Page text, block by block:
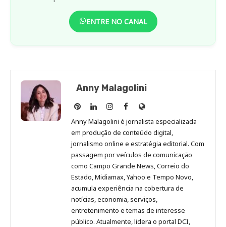
ENTRE NO CANAL
Anny Malagolini
Anny
Malagolini
no
Pinterest
Anny
Malagolini
no
LinkedIn
Anny
Malagolini
no
Instagram
Anny
Malagolini
no
Facebook
Site
de
Anny
Malagolini
Anny Malagolini é jornalista especializada
em produção de conteúdo digital,
jornalismo online e estratégia editorial. Com
passagem por veículos de comunicação
como Campo Grande News, Correio do
Estado, Midiamax, Yahoo e Tempo Novo,
acumula experiência na cobertura de
notícias, economia, serviços,
entretenimento e temas de interesse
público. Atualmente, lidera o portal DCI,